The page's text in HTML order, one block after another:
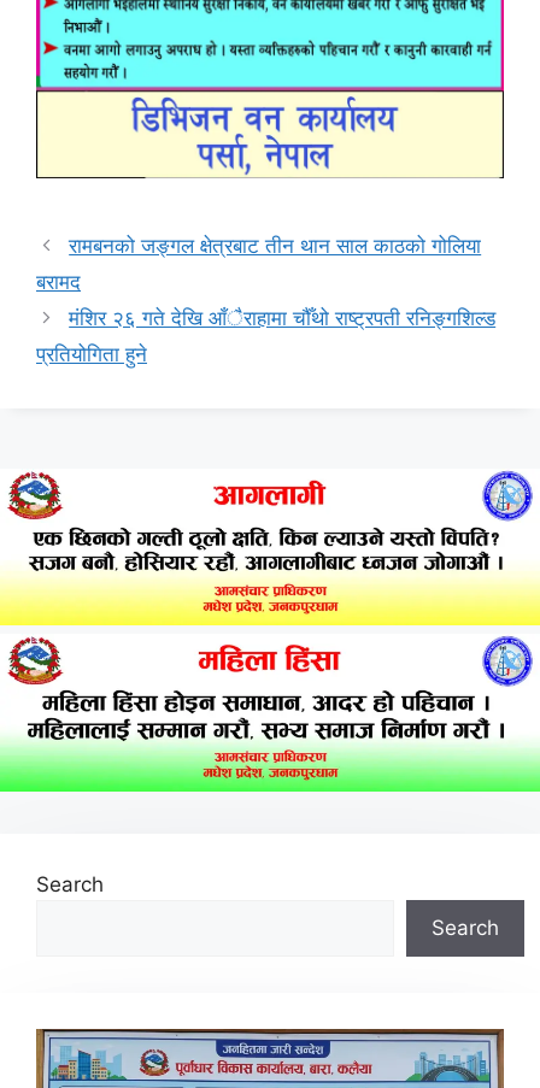
रामबनको जङ्गल क्षेत्रबाट तीन थान साल काठको गोलिया
बरामद
मंशिर २६ गते देखि आँैराहामा चौँथो राष्ट्रपती रनिङ्गशिल्ड
प्रतियोगिता हुने
Search
Search